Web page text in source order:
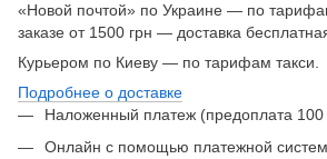
«Новой почтой» по Украине — по
заказе от 1500 грн — доставка
Курьером по Киеву — по тарифам такси.
Подробнее о доставке
Наложенный платеж (предоплата 100
Онлайн с помощью платежной